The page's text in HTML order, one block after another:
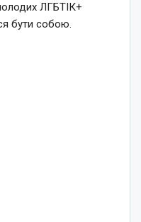
ЛГБТІК+
бути собою.